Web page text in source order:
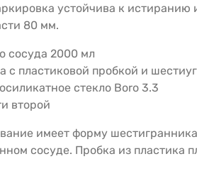
устойчива к
80 мм.
сосуда 2000 мл
с пластиковой пробкой и
стекло Boro 3.3
второй
имеет форму
сосуде. Пробка из пластика